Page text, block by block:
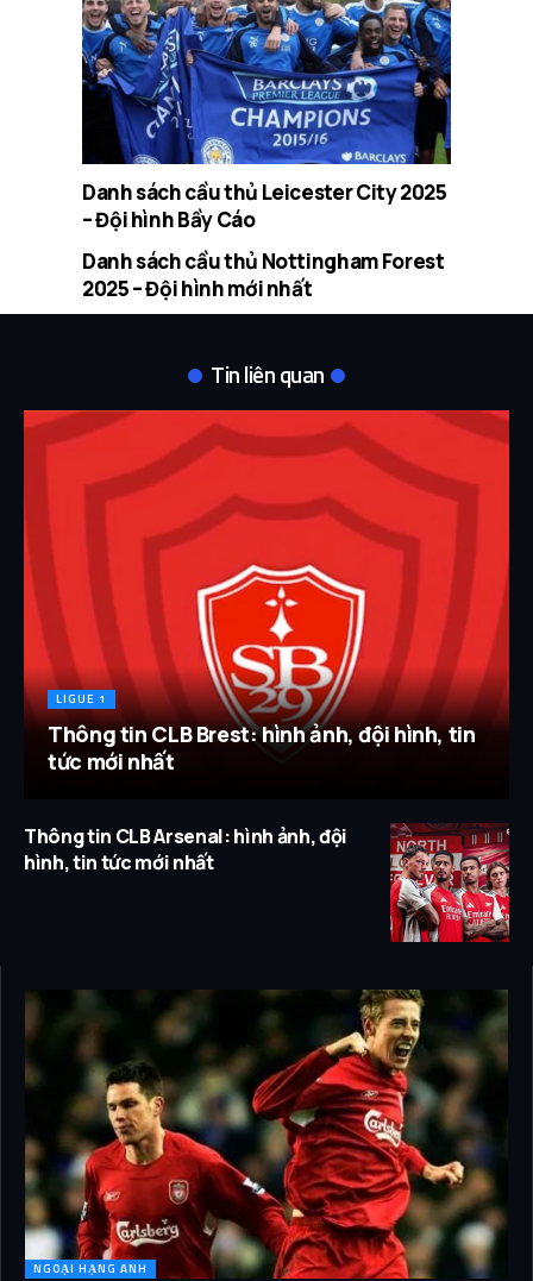
Danh sách cầu thủ Leicester City 2025
– Đội hình Bầy Cáo
Danh sách cầu thủ Nottingham Forest
2025 – Đội hình mới nhất
Tin liên quan
LIGUE 1
Thông tin CLB Brest: hình ảnh, đội hình, tin
tức mới nhất
Thông tin CLB Arsenal: hình ảnh, đội
hình, tin tức mới nhất
NGOẠI HẠNG ANH